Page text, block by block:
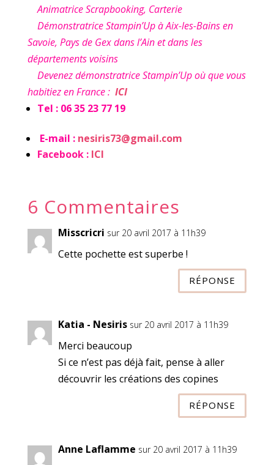
Animatrice Scrapbooking, Carterie
Démonstratrice Stampin’Up à Aix-les-Bains en
Savoie, Pays de Gex dans l’Ain et dans les
départements voisins
Devenez démonstratrice Stampin’Up où que vous
habitiez en France : ICI
Tel : 06 35 23 77 19
E-mail : nesiris73@gmail.com
Facebook : ICI
6 Commentaires
Misscricri sur 20 avril 2017 à 11h39
Cette pochette est superbe !
RÉPONSE
Katia - Nesiris sur 20 avril 2017 à 11h39
Merci beaucoup
Si ce n’est pas déjà fait, pense à aller
découvrir les créations des copines
RÉPONSE
Anne Laflamme sur 20 avril 2017 à 11h39